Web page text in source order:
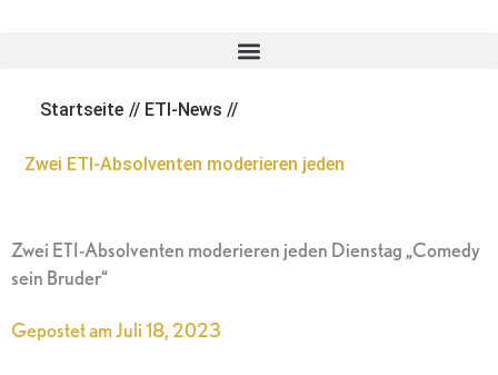
Startseite // ETI-News //
Zwei ETI-Absolventen moderieren jeden
Zwei ETI-Absolventen moderieren jeden Dienstag „Comedy
sein Bruder“
Gepostet amJuli 18, 2023